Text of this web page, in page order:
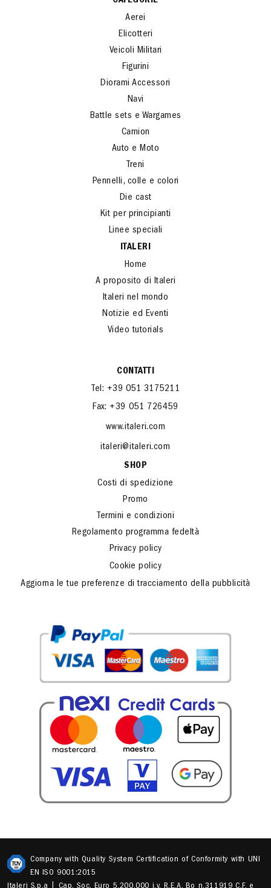
Aerei
Elicotteri
Veicoli Militari
Figurini
Diorami Accessori
Navi
Battle sets e Wargames
Camion
Auto e Moto
Treni
Pennelli, colle e colori
Die cast
Kit per principianti
Linee speciali
ITALERI
Home
A proposito di Italeri
Italeri nel mondo
Notizie ed Eventi
Video tutorials
CONTATTI
Tel: +39 051 3175211
Fax: +39 051 726459
www.italeri.com
italeri@italeri.com
SHOP
Costi di spedizione
Promo
Termini e condizioni
Regolamento programma fedeltà
Privacy policy
Cookie policy
Aggiorna le tue preferenze di tracciamento della pubblicità
Company with Quality System Certification of Conformity with UNI
EN ISO 9001:2015
Italeri S.p.a | Cap. Soc. Euro 5.200.000 i.v. R.E.A. Bo n.311919 C.F. e